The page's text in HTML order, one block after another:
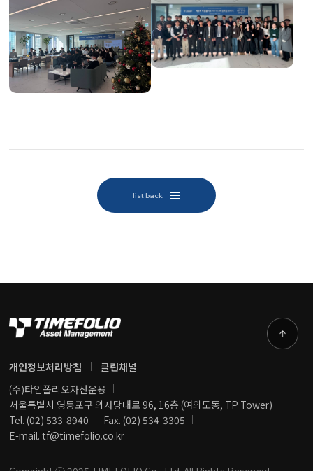
list back
개인정보처리방침
클린채널
(주)타임폴리오자산운용
서울특별시 영등포구 의사당대로 96, 16층 (여의도동, TP Tower)
Tel. (02) 533-8940
Fax. (02) 534-3305
E-mail. tf@timefolio.co.kr